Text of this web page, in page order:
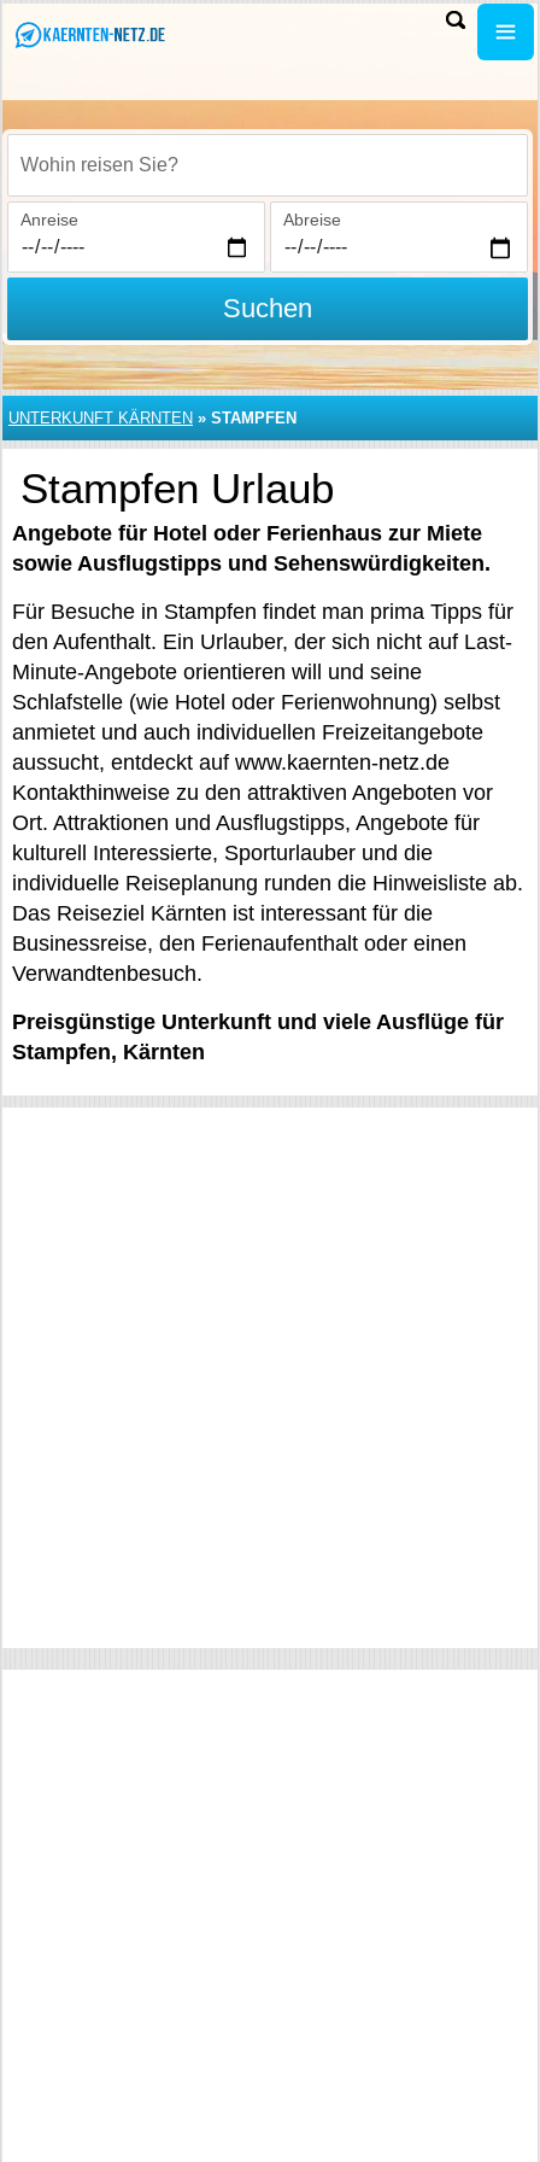
Wohin reisen Sie?
Anreise Abreise
Suchen
UNTERKUNFT KÄRNTEN » STAMPFEN
Stampfen Urlaub
Angebote für Hotel oder Ferienhaus zur Miete
sowie Ausflugstipps und Sehenswürdigkeiten.
Für Besuche in Stampfen findet man prima Tipps für
den Aufenthalt. Ein Urlauber, der sich nicht auf Last-
Minute-Angebote orientieren will und seine
Schlafstelle (wie Hotel oder Ferienwohnung) selbst
anmietet und auch individuellen Freizeitangebote
aussucht, entdeckt auf www.kaernten-netz.de
Kontakthinweise zu den attraktiven Angeboten vor
Ort. Attraktionen und Ausflugstipps, Angebote für
kulturell Interessierte, Sporturlauber und die
individuelle Reiseplanung runden die Hinweisliste ab.
Das Reiseziel Kärnten ist interessant für die
Businessreise, den Ferienaufenthalt oder einen
Verwandtenbesuch.
Preisgünstige Unterkunft und viele Ausflüge für
Stampfen, Kärnten